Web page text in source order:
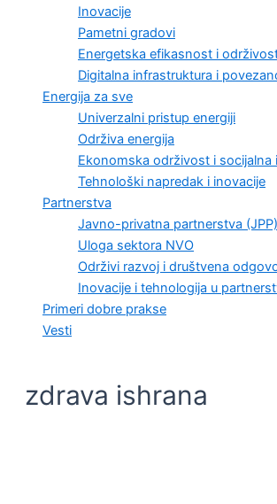
Inovacije
Pametni gradovi
Energetska efikasnost i
Digitalna infrastruktura i
Energija za sve
Univerzalni pristup energiji
Održiva energija
Ekonomska održivost i socijalna
Tehnološki napredak i inovacije
Partnerstva
Javno-privatna partnerstva (JPP)
Uloga sektora NVO
Održivi razvoj i društvena
Inovacije i tehnologija u
Primeri dobre prakse
Vesti
zdrava ishrana